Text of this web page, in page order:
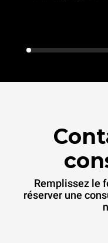
Remplissez le
réserver une